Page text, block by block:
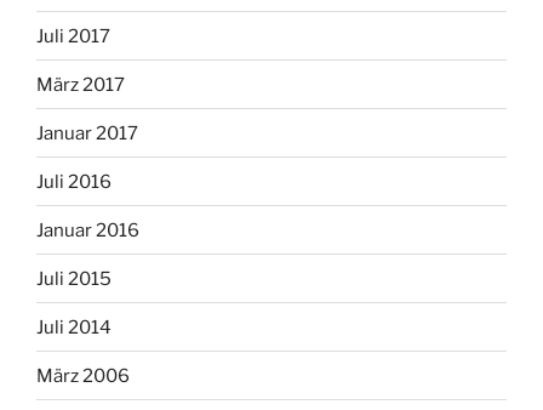
Juli 2017
März 2017
Januar 2017
Juli 2016
Januar 2016
Juli 2015
Juli 2014
März 2006